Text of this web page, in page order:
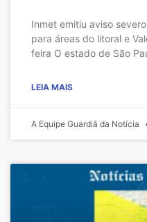
Inmet emitiu aviso
para áreas do litoral e
feira O estado de São
LEIA MAIS
A Equipe Guardiã da Notícia